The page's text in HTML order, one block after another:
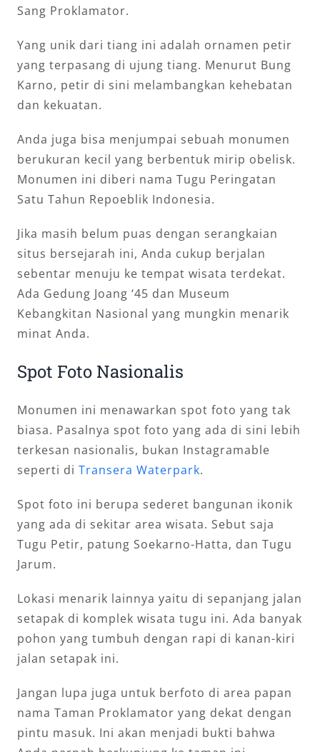
Sang Proklamator.
Yang unik dari tiang ini adalah ornamen petir
yang terpasang di ujung tiang. Menurut Bung
Karno, petir di sini melambangkan kehebatan
dan kekuatan.
Anda juga bisa menjumpai sebuah monumen
berukuran kecil yang berbentuk mirip obelisk.
Monumen ini diberi nama Tugu Peringatan
Satu Tahun Repoeblik Indonesia.
Jika masih belum puas dengan serangkaian
situs bersejarah ini, Anda cukup berjalan
sebentar menuju ke tempat wisata terdekat.
Ada Gedung Joang ‘45 dan Museum
Kebangkitan Nasional yang mungkin menarik
minat Anda.
Spot Foto Nasionalis
Monumen ini menawarkan spot foto yang tak
biasa. Pasalnya spot foto yang ada di sini lebih
terkesan nasionalis, bukan Instagramable
seperti di Transera Waterpark.
Spot foto ini berupa sederet bangunan ikonik
yang ada di sekitar area wisata. Sebut saja
Tugu Petir, patung Soekarno-Hatta, dan Tugu
Jarum.
Lokasi menarik lainnya yaitu di sepanjang jalan
setapak di komplek wisata tugu ini. Ada banyak
pohon yang tumbuh dengan rapi di kanan-kiri
jalan setapak ini.
Jangan lupa juga untuk berfoto di area papan
nama Taman Proklamator yang dekat dengan
pintu masuk. Ini akan menjadi bukti bahwa